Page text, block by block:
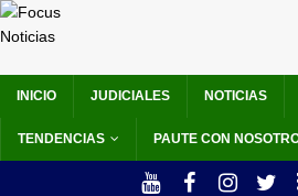
INICIO JUDICIALES NOTICIAS
TENDENCIAS PAUTE CON